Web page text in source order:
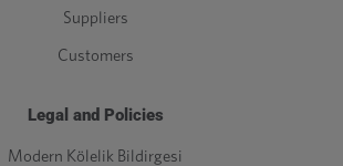
Suppliers
Customers
Legal and Policies
Modern Kölelik Bildirgesi